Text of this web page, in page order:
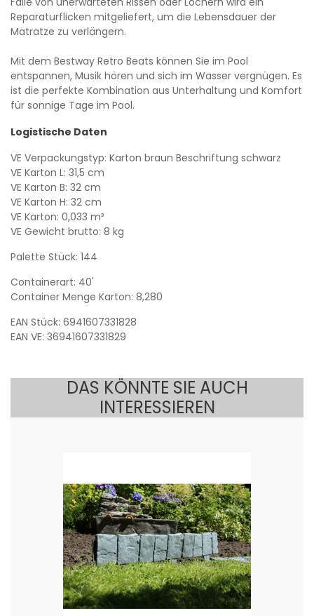
Reparaturflicken mitgeliefert, um die Lebensdauer der
Matratze zu verlängern.
Mit dem Bestway Retro Beats können Sie im Pool
entspannen, Musik hören und sich im Wasser vergnügen. Es
ist die perfekte Kombination aus Unterhaltung und Komfort
für sonnige Tage im Pool.
Logistische Daten
VE Verpackungstyp: Karton braun Beschriftung schwarz
VE Karton L: 31,5 cm
VE Karton B: 32 cm
VE Karton H: 32 cm
VE Karton: 0,033 m³
VE Gewicht brutto: 8 kg
Palette Stück: 144
Containerart: 40'
Container Menge Karton: 8,280
EAN Stück: 6941607331828
EAN VE: 36941607331829
DAS KÖNNTE SIE AUCH
INTERESSIEREN